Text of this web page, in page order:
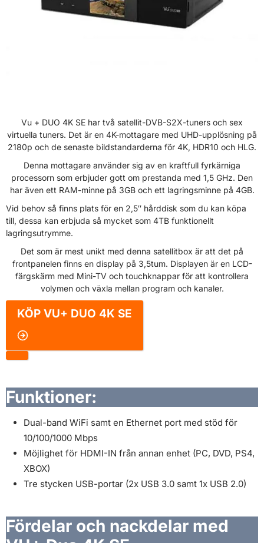
Vu + DUO 4K SE har två satellit-DVB-S2X-tuners och sex
virtuella tuners. Det är en 4K-mottagare med UHD-upplösning på
2180p och de senaste bildstandarderna för 4K, HDR10 och HLG.
Denna mottagare använder sig av en kraftfull fyrkärniga
processorn som erbjuder gott om prestanda med 1,5 GHz. Den
har även ett RAM-minne på 3GB och ett lagringsminne på 4GB.
Vid behov så finns plats för en 2,5″ hårddisk som du kan köpa
till, dessa kan erbjuda så mycket som 4TB funktionellt
lagringsutrymme.
Det som är mest unikt med denna satellitbox är att det på
frontpanelen finns en display på 3,5tum. Displayen är en LCD-
färgskärm med Mini-TV och touchknappar för att kontrollera
volymen och växla mellan program och kanaler.
KÖP VU+ DUO 4K SE
Funktioner:
Dual-band WiFi samt en Ethernet port med stöd för
10/100/1000 Mbps
Möjlighet för HDMI-IN från annan enhet (PC, DVD, PS4,
XBOX)
Tre stycken USB-portar (2x USB 3.0 samt 1x USB 2.0)
Fördelar och nackdelar med